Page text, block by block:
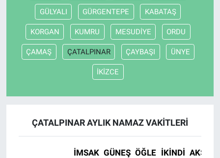
GÜLYALI GÜRGENTEPE KABATAŞ
KORGAN KUMRU MESUDİYE ORDU
ÇAMAŞ ÇATALPINAR ÇAYBAŞI ÜNYE
İKİZCE
ÇATALPINAR AYLIK NAMAZ VAKITLERI
İMSAK GÜNEŞ ÖĞLE İKINDI AKŞAM